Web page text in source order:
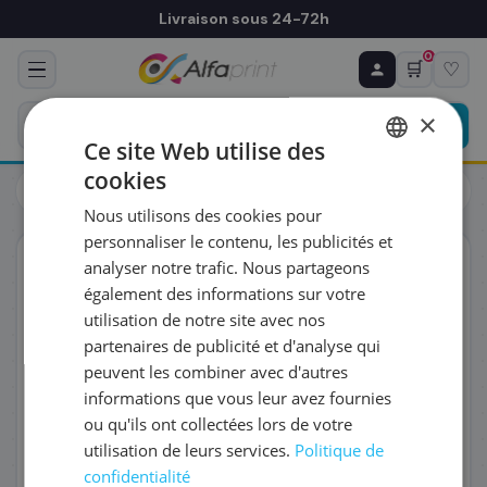
Livraison sous 24-72h
🛒
0
♡
Cartouches
Canon
ORIGINAL
♻ COMMANDE RÉCURRENTE
Prévoyez & économisez
Programmez votre prochain achat — notre équipe
vous prépare un devis personnalisé
RÉFÉRENCE DU PRODUIT
FRÉQUENCE
QUANTITÉ PAR LIVRAISON
DATE DE PREMIÈRE LIVRAISON SOUHAITÉE
×
Ce site Web utilise des
cookies
Nous utilisons des cookies pour
personnaliser le contenu, les publicités et
analyser notre trafic. Nous partageons
également des informations sur votre
utilisation de notre site avec nos
partenaires de publicité et d'analyse qui
peuvent les combiner avec d'autres
informations que vous leur avez fournies
ou qu'ils ont collectées lors de votre
utilisation de leurs services. Politique de
confidentialité